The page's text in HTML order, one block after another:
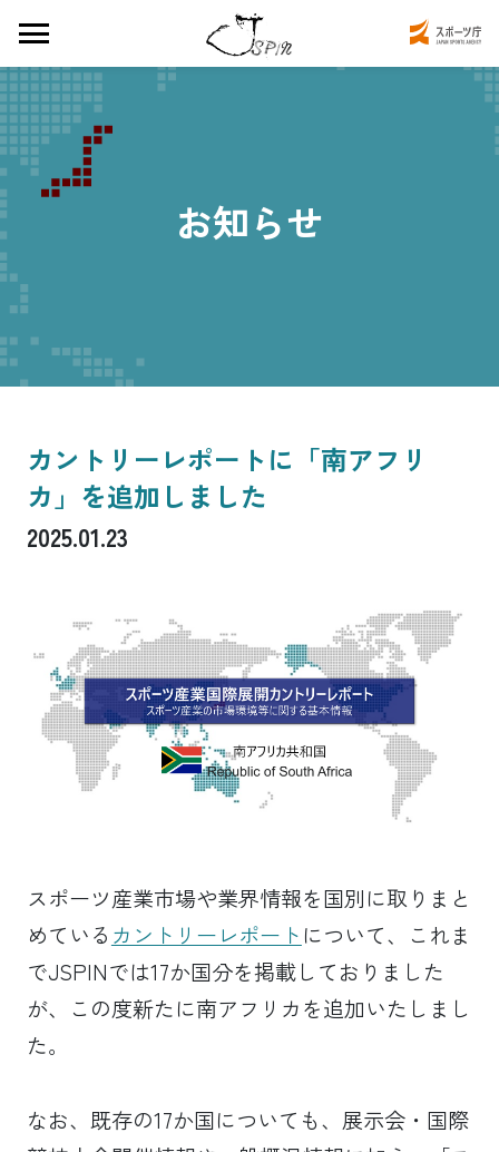
お知らせ
カントリーレポートに「南アフリ
カ」を追加しました
2025.01.23
スポーツ産業市場や業界情報を国別に取りまと
めている カントリーレポート について、これま
でJSPINでは17か国分を掲載しておりました
が、この度新たに南アフリカを追加いたしまし
た。
なお、既存の17か国についても、展示会・国際